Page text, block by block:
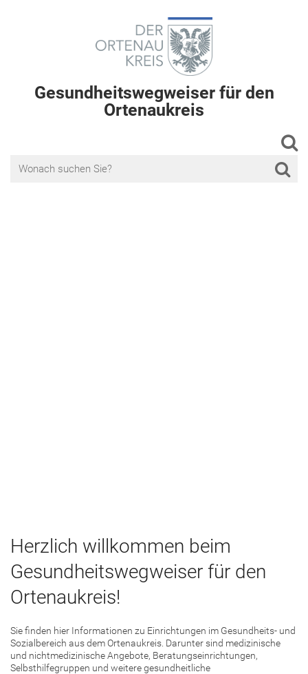
Gesundheitswegweiser für den
Ortenaukreis
Herzlich willkommen beim
Gesundheitswegweiser für den
Ortenaukreis!
Sie finden hier Informationen zu Einrichtungen im Gesundheits- und
Sozialbereich aus dem Ortenaukreis. Darunter sind medizinische
und nichtmedizinische Angebote, Beratungseinrichtungen,
Selbsthilfegruppen und weitere gesundheitliche